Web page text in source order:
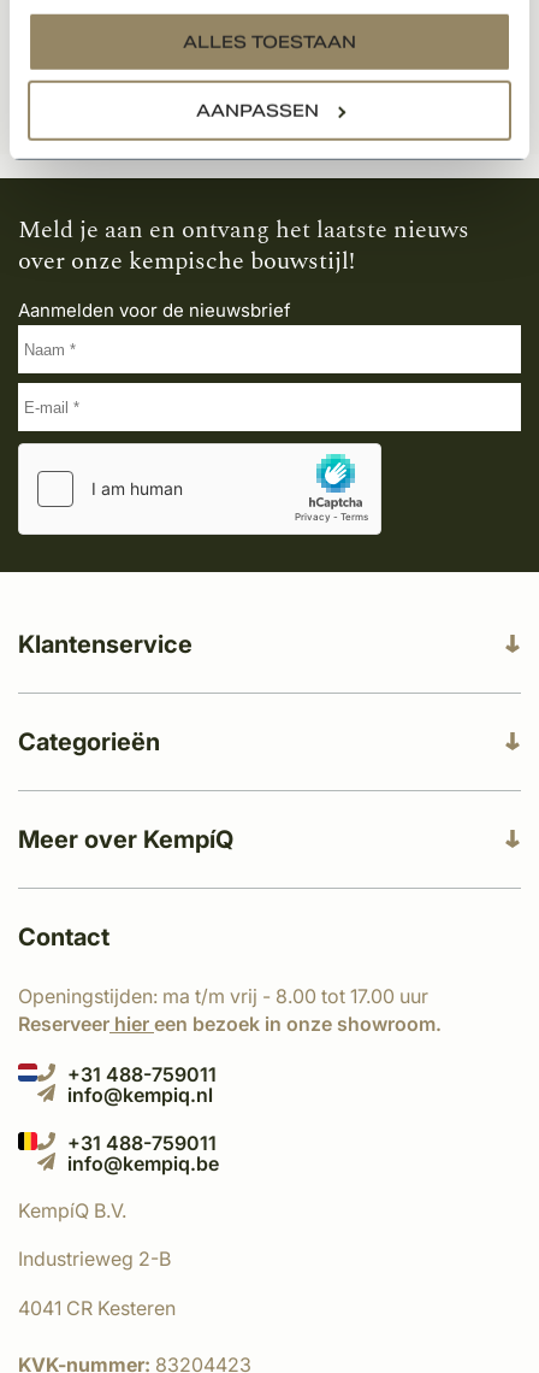
services.
ALLES TOESTAAN
AANPASSEN
Kempisch Bouwen - Ontwerp kempische woning
Meld je aan en ontvang het laatste nieuws
over onze kempische bouwstijl!
Aanmelden voor de nieuwsbrief
Meer over KempíQ
Klantenservice
Categorieën
Contact
Openingstijden: ma t/m vrij - 8.00 tot 17.00 uur
Reserveer hier een bezoek in onze showroom.
+31 488-759011
info@kempiq.nl
+31 488-759011
info@kempiq.be
KempíQ B.V.
Industrieweg 2-B
4041 CR Kesteren
KVK-nummer: 83204423